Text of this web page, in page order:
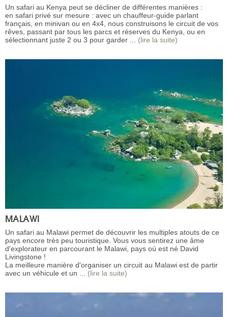
Un safari au Kenya peut se décliner de différentes manières :
en safari privé sur mesure : avec un chauffeur-guide parlant
français, en minivan ou en 4x4, nous construisons le circuit de vos
rêves, passant par tous les parcs et réserves du Kenya, ou en
sélectionnant juste 2 ou 3 pour garder ... (lire la suite)
MALAWI
Un safari au Malawi permet de découvrir les multiples atouts de ce
pays encore très peu touristique. Vous vous sentirez une âme
d'explorateur en parcourant le Malawi, pays où est né David
Livingstone !
La meilleure manière d'organiser un circuit au Malawi est de partir
avec un véhicule et un ... (lire la suite)